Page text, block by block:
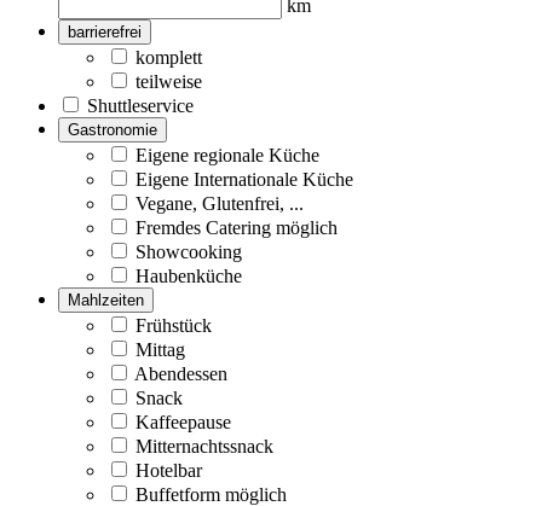
km
barrierefrei
komplett
teilweise
Shuttleservice
Gastronomie
Eigene regionale Küche
Eigene Internationale Küche
Vegane, Glutenfrei, ...
Fremdes Catering möglich
Showcooking
Haubenküche
Mahlzeiten
Frühstück
Mittag
Abendessen
Snack
Kaffeepause
Mitternachtssnack
Hotelbar
Buffetform möglich